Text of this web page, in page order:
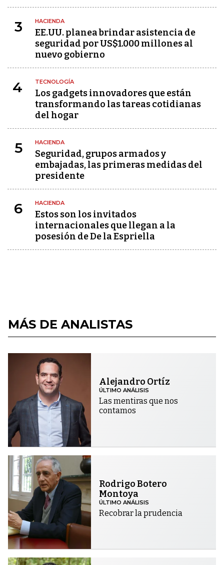
3 HACIENDA
EE.UU. planea brindar asistencia de
seguridad por US$1.000 millones al
nuevo gobierno
4 TECNOLOGÍA
Los gadgets innovadores que están
transformando las tareas cotidianas
del hogar
5 HACIENDA
Seguridad, grupos armados y
embajadas, las primeras medidas del
presidente
6 HACIENDA
Estos son los invitados
internacionales que llegan a la
posesión de De la Espriella
MÁS DE ANALISTAS
Alejandro Ortíz
ÚLTIMO ANÁLISIS
Las mentiras que nos
contamos
Rodrigo Botero
Montoya
ÚLTIMO ANÁLISIS
Recobrar la prudencia